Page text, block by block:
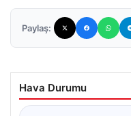
Paylaş:
Hava Durumu